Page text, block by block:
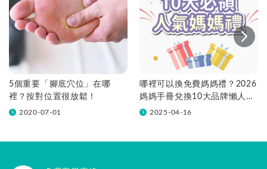
5個重要「腳底穴位」在哪
裡？按對位置很放鬆！
2020-07-01
哪裡可以換免費媽媽禮？2026
媽媽手冊兌換10大品牌懶人包
一次看！
2025-04-16